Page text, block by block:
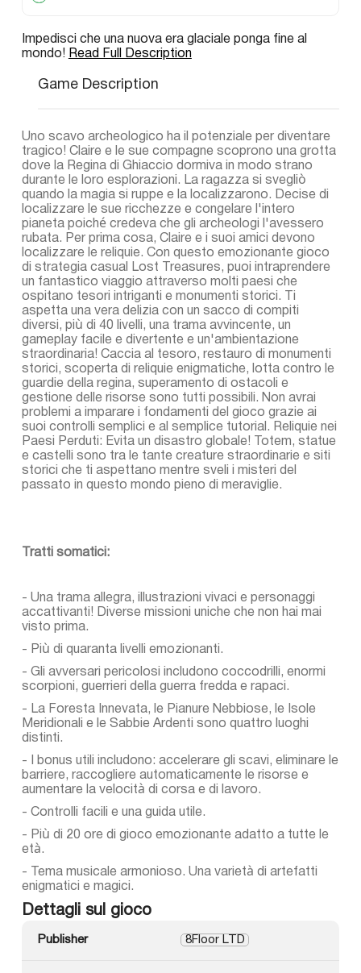
Impedisci che una nuova era glaciale ponga fine al
mondo! Read Full Description
Game Description
Uno scavo archeologico ha il potenziale per diventare
tragico! Claire e le sue compagne scoprono una grotta
dove la Regina di Ghiaccio dormiva in modo strano
durante le loro esplorazioni. La ragazza si svegliò
quando la magia si ruppe e la localizzarono. Decise di
localizzare le sue ricchezze e congelare l'intero
pianeta poiché credeva che gli archeologi l'avessero
rubata. Per prima cosa, Claire e i suoi amici devono
localizzare le reliquie. Con questo emozionante gioco
di strategia casual Lost Treasures, puoi intraprendere
un fantastico viaggio attraverso molti paesi che
ospitano tesori intriganti e monumenti storici. Ti
aspetta una vera delizia con un sacco di compiti
diversi, più di 40 livelli, una trama avvincente, un
gameplay facile e divertente e un'ambientazione
straordinaria! Caccia al tesoro, restauro di monumenti
storici, scoperta di reliquie enigmatiche, lotta contro le
guardie della regina, superamento di ostacoli e
gestione delle risorse sono tutti possibili. Non avrai
problemi a imparare i fondamenti del gioco grazie ai
suoi controlli semplici e al semplice tutorial. Reliquie nei
Paesi Perduti: Evita un disastro globale! Totem, statue
e castelli sono tra le tante creature straordinarie e siti
storici che ti aspettano mentre sveli i misteri del
passato in questo mondo pieno di meraviglie.
Tratti somatici:
- Una trama allegra, illustrazioni vivaci e personaggi
accattivanti! Diverse missioni uniche che non hai mai
visto prima.
- Più di quaranta livelli emozionanti.
- Gli avversari pericolosi includono coccodrilli, enormi
scorpioni, guerrieri della guerra fredda e rapaci.
- La Foresta Innevata, le Pianure Nebbiose, le Isole
Meridionali e le Sabbie Ardenti sono quattro luoghi
distinti.
- I bonus utili includono: accelerare gli scavi, eliminare le
barriere, raccogliere automaticamente le risorse e
aumentare la velocità di corsa e di lavoro.
- Controlli facili e una guida utile.
- Più di 20 ore di gioco emozionante adatto a tutte le
età.
- Tema musicale armonioso. Una varietà di artefatti
enigmatici e magici.
Dettagli sul gioco
Publisher 8Floor LTD